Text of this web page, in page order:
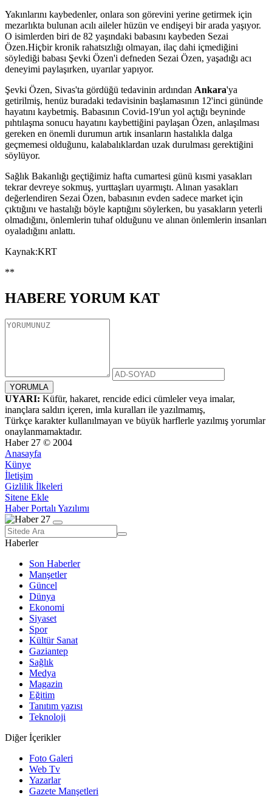
Yakınlarını kaybedenler, onlara son görevini yerine getirmek için
mezarlıkta bulunan acılı aileler hüzün ve endişeyi bir arada yaşıyor.
O isimlerden biri de 82 yaşındaki babasını kaybeden Sezai
Özen.Hiçbir kronik rahatsızlığı olmayan, ilaç dahi içmediğini
söylediği babası Şevki Özen'i defneden Sezai Özen, yaşadığı acı
deneyimi paylaşırken, uyarılar yapıyor.
Şevki Özen, Sivas'ta gördüğü tedavinin ardından Ankara'ya
getirilmiş, henüz buradaki tedavisinin başlamasının 12'inci gününde
hayatını kaybetmiş. Babasının Covid-19'un yol açtığı beyninde
pıhtılaşma sonucu hayatını kaybettiğini paylaşan Özen, anlaşılması
gereken en önemli durumun artık insanların hastalıkla dalga
geçmemesi olduğunu, kalabalıklardan uzak durulması gerektiğini
söylüyor.
Sağlık Bakanlığı geçtiğimiz hafta cumartesi günü kısmi yasakları
tekrar devreye sokmuş, yurttaşları uyarmıştı. Alınan yasakları
değerlendiren Sezai Özen, babasının evden sadece market için
çıktığını ve hastalığı böyle kaptığını söylerken, bu yasakların yeterli
olmadığını, önlemlerin tuhaf olduğunu ve alınan önlemlerin insanları
oyaladığını anlattı.
Kaynak:KRT
**
HABERE YORUM KAT
UYARI: Küfür, hakaret, rencide edici cümleler veya imalar,
inançlara saldırı içeren, imla kuralları ile yazılmamış,
Türkçe karakter kullanılmayan ve büyük harflerle yazılmış yorumlar
onaylanmamaktadır.
Haber 27 © 2004
Anasayfa
Künye
İletişim
Gizlilik İlkeleri
Sitene Ekle
Haber Portalı Yazılımı
Haberler
Son Haberler
Manşetler
Güncel
Dünya
Ekonomi
Siyaset
Spor
Kültür Sanat
Gaziantep
Sağlık
Medya
Magazin
Eğitim
Tanıtım yazısı
Teknoloji
Diğer İçerikler
Foto Galeri
Web Tv
Yazarlar
Gazete Manşetleri